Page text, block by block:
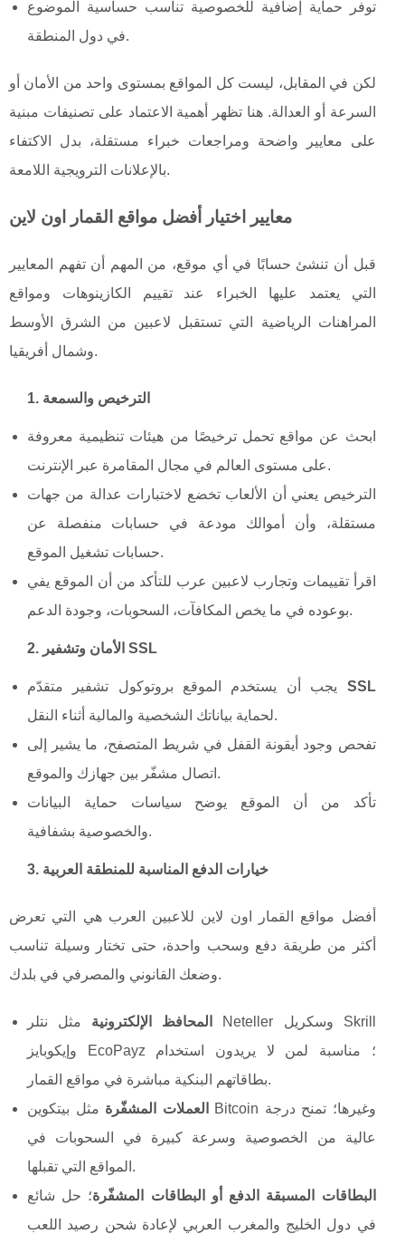
توفر حماية إضافية للخصوصية تناسب حساسية الموضوع
في دول المنطقة.
لكن في المقابل، ليست كل المواقع بمستوى واحد من الأمان أو
السرعة أو العدالة. هنا تظهر أهمية الاعتماد على تصنيفات مبنية
على معايير واضحة ومراجعات خبراء مستقلة، بدل الاكتفاء
بالإعلانات الترويجية اللامعة.
معايير اختيار أفضل مواقع القمار اون لاين
قبل أن تنشئ حسابًا في أي موقع، من المهم أن تفهم المعايير
التي يعتمد عليها الخبراء عند تقييم الكازينوهات ومواقع
المراهنات الرياضية التي تستقبل لاعبين من الشرق الأوسط
وشمال أفريقيا.
1. الترخيص والسمعة
ابحث عن مواقع تحمل ترخيصًا من هيئات تنظيمية معروفة
على مستوى العالم في مجال المقامرة عبر الإنترنت.
الترخيص يعني أن الألعاب تخضع لاختبارات عدالة من جهات
مستقلة، وأن أموالك مودعة في حسابات منفصلة عن
حسابات تشغيل الموقع.
اقرأ تقييمات وتجارب لاعبين عرب للتأكد من أن الموقع يفي
بوعوده في ما يخص المكافآت، السحوبات، وجودة الدعم.
2. الأمان وتشفير SSL
SSL
لحماية بياناتك الشخصية والمالية أثناء النقل.
تفحص وجود أيقونة القفل في شريط المتصفح، ما يشير إلى
اتصال مشفّر بين جهازك والموقع.
تأكد من أن الموقع يوضح سياسات حماية البيانات
والخصوصية بشفافية.
3. خيارات الدفع المناسبة للمنطقة العربية
أفضل مواقع القمار اون لاين للاعبين العرب هي التي تعرض
أكثر من طريقة دفع وسحب واحدة، حتى تختار وسيلة تناسب
وضعك القانوني والمصرفي في بلدك.
المحافظ الإلكترونية مثل نتلر Neteller وسكريل Skrill
وإيكوبايز EcoPayz ؛ مناسبة لمن لا يريدون استخدام
بطاقاتهم البنكية مباشرة في مواقع القمار.
العملات المشفّرة مثل بيتكوين Bitcoin وغيرها؛ تمنح درجة
عالية من الخصوصية وسرعة كبيرة في السحوبات في
المواقع التي تقبلها.
البطاقات المسبقة الدفع أو البطاقات المشفّرة؛ حل شائع
في دول الخليج والمغرب العربي لإعادة شحن رصيد اللعب